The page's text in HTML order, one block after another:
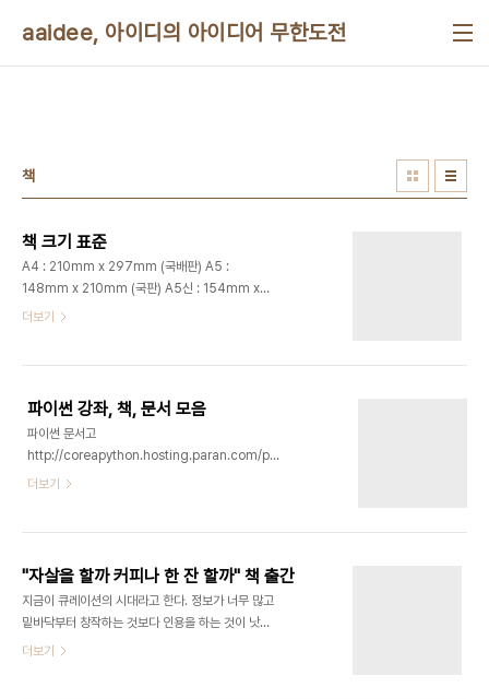
aaidee, 아이디의 아이디어 무한도전
책
책 크기 표준
A4 : 210mm x 297mm (국배판) A5 :
148mm x 210mm (국판) A5신 : 154mm x
224mm (신국판) A6 : 105mm x 148mm (국
에 따라 오차 있고, 재단 과정에서 1mm~10mm 정
도의 오차가 있을 수 있다.
더보기
파이썬 강좌, 책, 문서 모음
파이썬 문서고
http://coreapython.hosting.paran.com/pygnudoc.html
파이썬에 뛰어들기(Dive into
http://getpython3.com/diveintopython3/
http://www.diveintopython.net/ 점프 투 파이
썬http://codejob.co.kr/docs/view/2/ 왕초보
를 위한 Python
2.7http://wikidocs.net/read/book/1..
더보기
"자살을 할까 커피나 한 잔 할까" 책 출간
지금이 큐레이션의 시대라고 한다. 정보가 너무 많고
밑바닥부터 창작하는 것보다 인용을 하는 것이 낫다
는 뜻인 가보다. "자살을 할까 커피나 한 잔 할까"란
더보기